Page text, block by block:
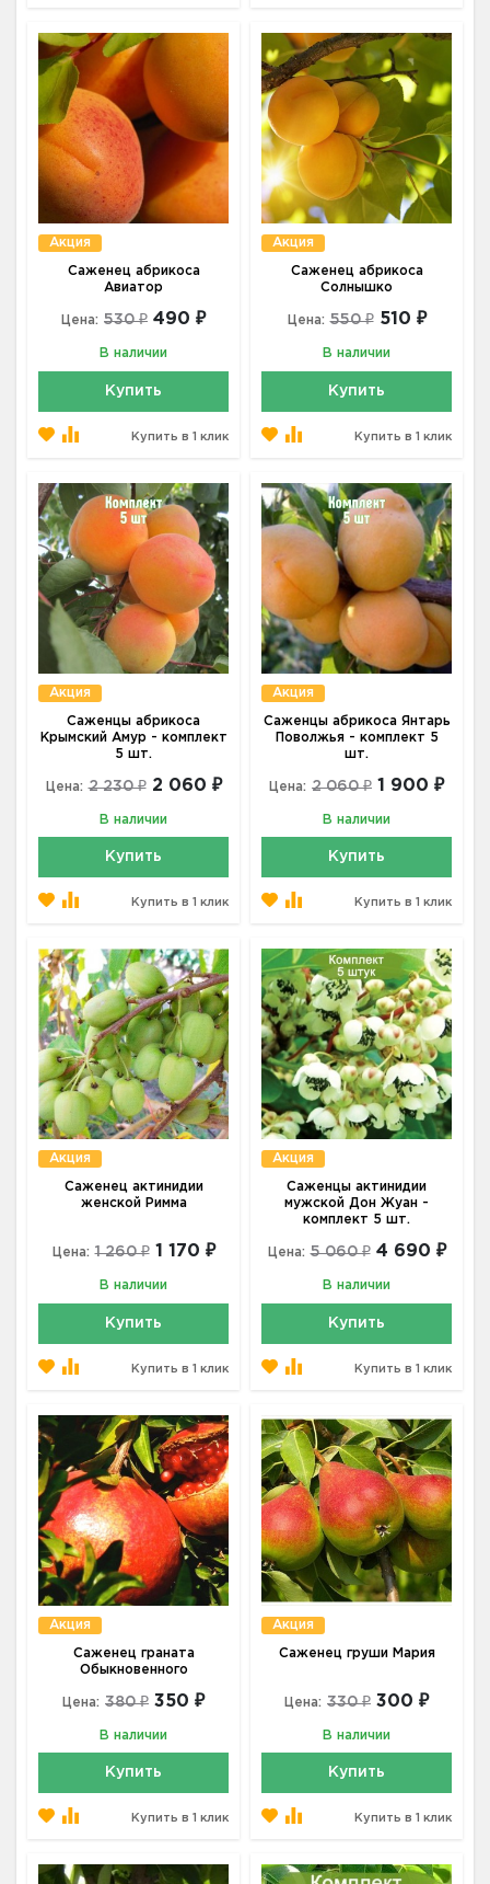
Акция
Саженец абрикоса
Авиатор
Цена: 530 ₽ 490 ₽
В наличии
Купить
Купить в 1 клик
Акция
Саженец абрикоса
Солнышко
Цена: 550 ₽ 510 ₽
В наличии
Купить
Купить в 1 клик
Акция
Саженцы абрикоса
Крымский Амур - комплект
5 шт.
Цена: 2 230 ₽ 2 060 ₽
В наличии
Купить
Купить в 1 клик
Акция
Саженцы абрикоса Янтарь
Поволжья - комплект 5
шт.
Цена: 2 060 ₽ 1 900 ₽
В наличии
Купить
Купить в 1 клик
Акция
Саженец актинидии
женской Римма
Цена: 1 260 ₽ 1 170 ₽
В наличии
Купить
Купить в 1 клик
Акция
Саженцы актинидии
мужской Дон Жуан -
комплект 5 шт.
Цена: 5 060 ₽ 4 690 ₽
В наличии
Купить
Купить в 1 клик
Акция
Саженец граната
Обыкновенного
Цена: 380 ₽ 350 ₽
В наличии
Купить
Купить в 1 клик
Акция
Саженец груши Мария
Цена: 330 ₽ 300 ₽
В наличии
Купить
Купить в 1 клик